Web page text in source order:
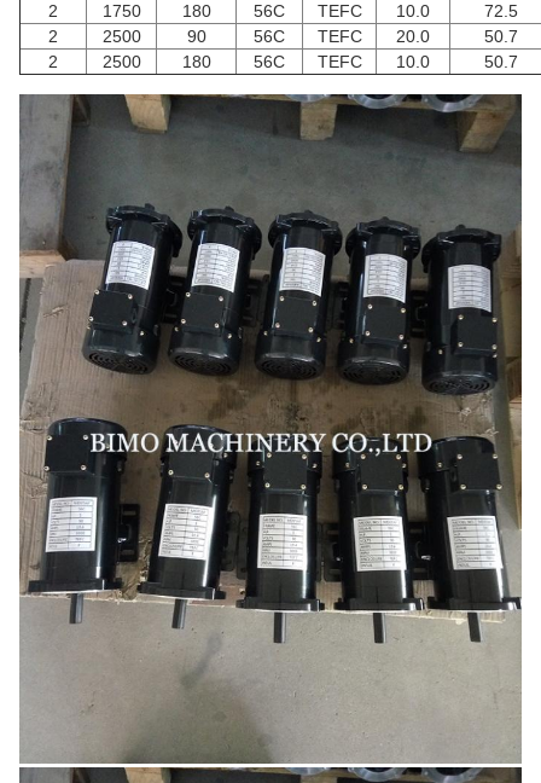
2
1750 180 56C TEFC 10.0
72.5
2
2500 90 56C TEFC 20.0
50.7
2
2500 180 56C TEFC 10.0 50.7